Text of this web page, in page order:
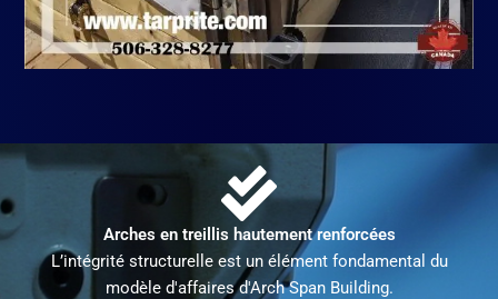
Arches en treillis hautement renforcées
L’intégrité structurelle est un élément fondamental du
modèle d'affaires d'Arch Span Building.